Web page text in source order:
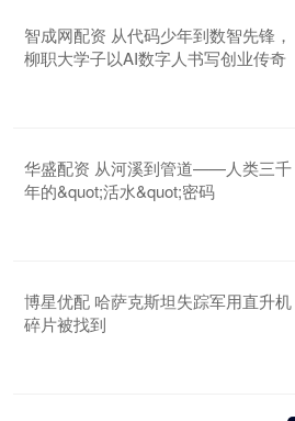
智成网配资 从代码少年到数智先锋，
柳职大学子以AI数字人书写创业传奇
华盛配资 从河溪到管道——人类三千
年的&quot;活水&quot;密码
博星优配 哈萨克斯坦失踪军用直升机
碎片被找到